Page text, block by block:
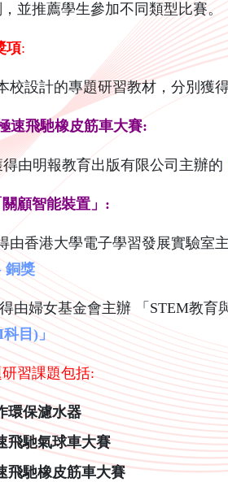
並推薦學生參加不同類型比賽。
項:
計的專題研習教材，分別獲得
飛馳橡皮筋車大賽:
得由明報教育出版有限公司主辦的
顧智能裝置」:
由香港大學電子學習發展實驗室
銅獎
由婦女基金會主辦 「STEM教育
科目)」
習課題包括:
環保濾水器
飛馳氣球車大賽
飛馳橡皮筋車大賽